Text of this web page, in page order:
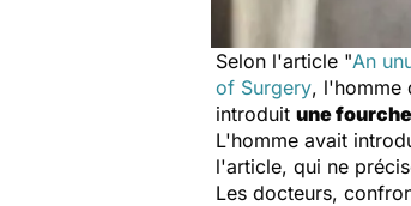
Selon l'article "An
of Surgery, l'homme
introduit une
L'homme avait
l'article, qui ne
Les docteurs,